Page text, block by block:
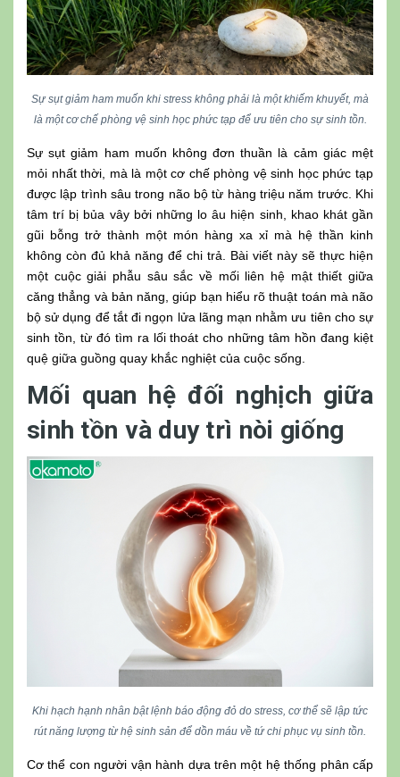
Sự sụt giảm ham muốn khi stress không phải là một khiếm khuyết, mà
là một cơ chế phòng vệ sinh học phức tạp để ưu tiên cho sự sinh tồn.
Sự sụt giảm ham muốn không đơn thuần là cảm giác mệt
mỏi nhất thời, mà là một cơ chế phòng vệ sinh học phức tạp
được lập trình sâu trong não bộ từ hàng triệu năm trước. Khi
tâm trí bị bủa vây bởi những lo âu hiện sinh, khao khát gần
gũi bỗng trở thành một món hàng xa xỉ mà hệ thần kinh
không còn đủ khả năng để chi trả. Bài viết này sẽ thực hiện
một cuộc giải phẫu sâu sắc về mối liên hệ mật thiết giữa
căng thẳng và bản năng, giúp bạn hiểu rõ thuật toán mà não
bộ sử dụng để tắt đi ngọn lửa lãng mạn nhằm ưu tiên cho sự
sinh tồn, từ đó tìm ra lối thoát cho những tâm hồn đang kiệt
quệ giữa guồng quay khắc nghiệt của cuộc sống.
Mối quan hệ đối nghịch giữa
sinh tồn và duy trì nòi giống
Khi hạch hạnh nhân bật lệnh báo động đỏ do stress, cơ thể sẽ lập tức
rút năng lượng từ hệ sinh sản để dồn máu về tứ chi phục vụ sinh tồn.
Cơ thể con người vận hành dựa trên một hệ thống phân cấp